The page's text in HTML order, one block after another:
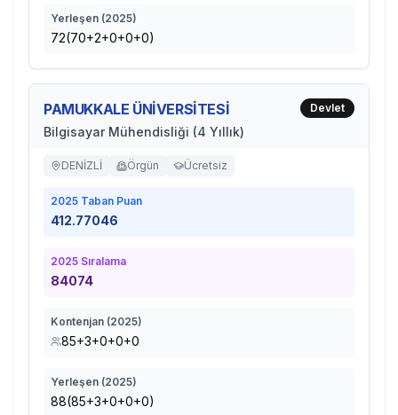
Yerleşen (2025)
72(70+2+0+0+0)
PAMUKKALE ÜNİVERSİTESİ
Bilgisayar Mühendisliği (4 Yıllık)
Devlet
DENİZLİ Örgün Ücretsiz
2025 Taban Puan
412.77046
2025 Sıralama
84074
Kontenjan (2025)
85+3+0+0+0
Yerleşen (2025)
88(85+3+0+0+0)